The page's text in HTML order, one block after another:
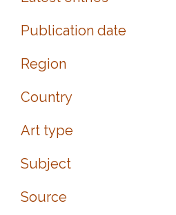
Publication date
Region
Country
Art type
Subject
Source